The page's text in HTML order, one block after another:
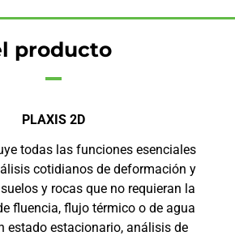
producto
PLAXIS 2D
todas las funciones esenciales
cotidianos de deformación y
y rocas que no requieran la
fluencia, flujo térmico o de agua
estado estacionario, análisis de